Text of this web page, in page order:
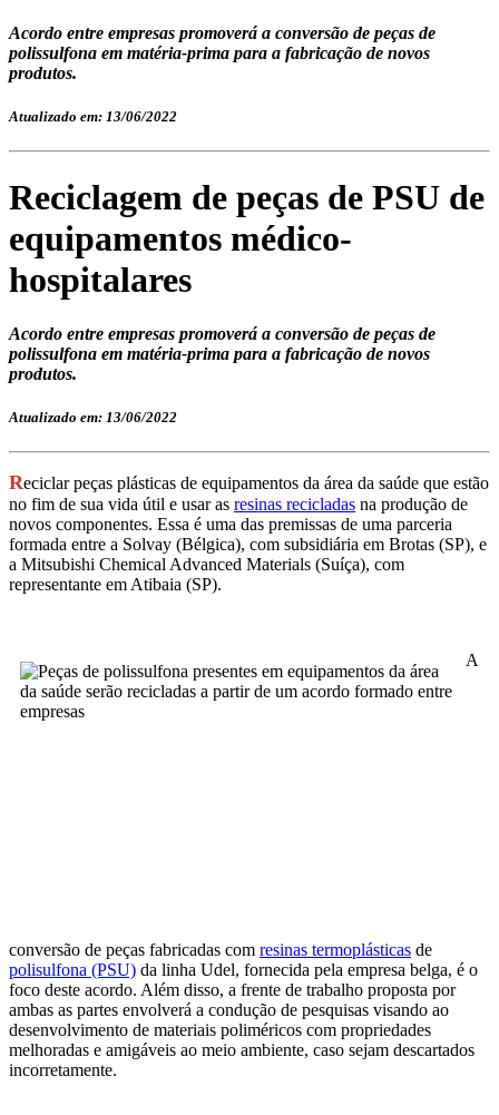
Acordo entre empresas promoverá a conversão de peças de
polissulfona em matéria-prima para a fabricação de novos
produtos.
Atualizado em: 13/06/2022
Reciclagem de peças de PSU de
equipamentos médico-
hospitalares
Acordo entre empresas promoverá a conversão de peças de
polissulfona em matéria-prima para a fabricação de novos
produtos.
Atualizado em: 13/06/2022
Reciclar peças plásticas de equipamentos da área da saúde que estão
no fim de sua vida útil e usar as resinas recicladas na produção de
novos componentes. Essa é uma das premissas de uma parceria
formada entre a Solvay (Bélgica), com subsidiária em Brotas (SP), e
a Mitsubishi Chemical Advanced Materials (Suíça), com
representante em Atibaia (SP).
A
conversão de peças fabricadas com resinas termoplásticas de
polisulfona (PSU) da linha Udel, fornecida pela empresa belga, é o
foco deste acordo. Além disso, a frente de trabalho proposta por
ambas as partes envolverá a condução de pesquisas visando ao
desenvolvimento de materiais poliméricos com propriedades
melhoradas e amigáveis ao meio ambiente, caso sejam descartados
incorretamente.